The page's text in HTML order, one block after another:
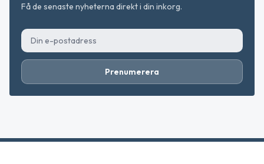
Få de senaste nyheterna direkt i din inkorg.
Prenumerera